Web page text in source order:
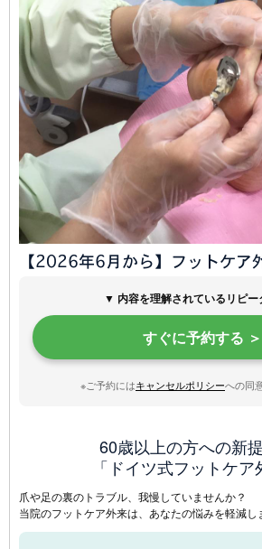
【2026年6月から】フットケア
▼ 内容を理解されているリピー
すぐに予約する ＞
※ご予約にはキャンセルポリシーへの同
60歳以上の方への新提
「ドイツ式フットケア
爪や足の裏のトラブル、我慢していませんか？
当院のフットケア外来は、あなたの悩みを軽減し